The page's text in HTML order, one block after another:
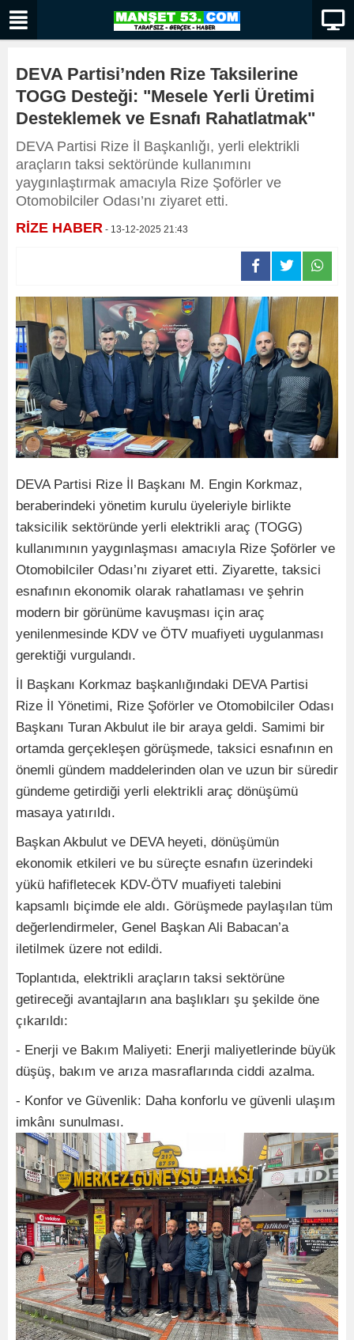
DEVA Partisi’nden Rize Taksilerine
TOGG Desteği: "Mesele Yerli Üretimi
Desteklemek ve Esnafı Rahatlatmak"
DEVA Partisi Rize İl Başkanlığı, yerli elektrikli
araçların taksi sektöründe kullanımını
yaygınlaştırmak amacıyla Rize Şoförler ve
Otomobilciler Odası’nı ziyaret etti.
RİZE HABER - 13-12-2025 21:43
DEVA Partisi Rize İl Başkanı M. Engin Korkmaz,
beraberindeki yönetim kurulu üyeleriyle birlikte
taksicilik sektöründe yerli elektrikli araç (TOGG)
kullanımının yaygınlaşması amacıyla Rize Şoförler ve
Otomobilciler Odası’nı ziyaret etti. Ziyarette, taksici
esnafının ekonomik olarak rahatlaması ve şehrin
modern bir görünüme kavuşması için araç
yenilenmesinde KDV ve ÖTV muafiyeti uygulanması
gerektiği vurgulandı.
İl Başkanı Korkmaz başkanlığındaki DEVA Partisi
Rize İl Yönetimi, Rize Şoförler ve Otomobilciler Odası
Başkanı Turan Akbulut ile bir araya geldi. Samimi bir
ortamda gerçekleşen görüşmede, taksici esnafının en
önemli gündem maddelerinden olan ve uzun bir süredir
gündeme getirdiği yerli elektrikli araç dönüşümü
masaya yatırıldı.
Başkan Akbulut ve DEVA heyeti, dönüşümün
ekonomik etkileri ve bu süreçte esnafın üzerindeki
yükü hafifletecek KDV-ÖTV muafiyeti talebini
kapsamlı biçimde ele aldı. Görüşmede paylaşılan tüm
değerlendirmeler, Genel Başkan Ali Babacan’a
iletilmek üzere not edildi.
Toplantıda, elektrikli araçların taksi sektörüne
getireceği avantajların ana başlıkları şu şekilde öne
çıkarıldı:
- Enerji ve Bakım Maliyeti: Enerji maliyetlerinde büyük
düşüş, bakım ve arıza masraflarında ciddi azalma.
- Konfor ve Güvenlik: Daha konforlu ve güvenli ulaşım
imkânı sunulması.